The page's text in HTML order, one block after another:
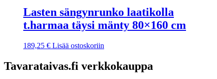
Lasten sängynrunko laatikolla
t.harmaa täysi mänty 80×160 cm
189,25 € Lisää ostoskoriin
Tavarataivas.fi verkkokauppa